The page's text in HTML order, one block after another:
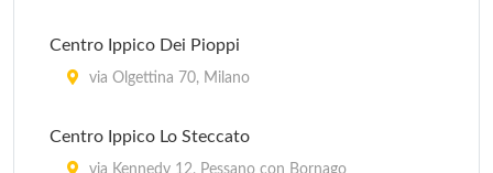
Harbour Club Milano Associazione Sportiva
Centro Ippico Dei Pioppi
via Olgettina 70, Milano
Centro Ippico Lo Steccato
via Kennedy 12, Pessano con Bornago